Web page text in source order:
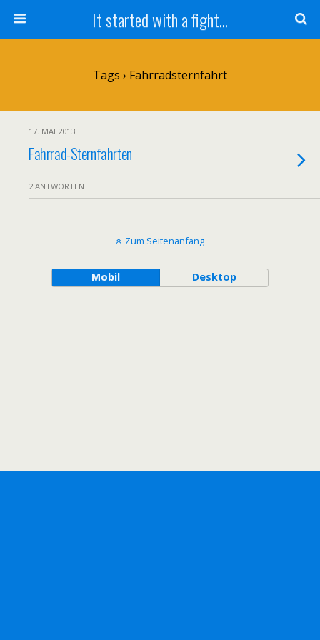
It started with a fight...
Tags › Fahrradsternfahrt
17. MAI 2013
Fahrrad-Sternfahrten
2 ANTWORTEN
Zum Seitenanfang
Mobil Desktop